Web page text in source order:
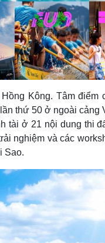
Kông. Tâm điểm
thứ 50 ở ngoài cảng
tài ở 21 nội dung thi
nghiệm và các
Sao.